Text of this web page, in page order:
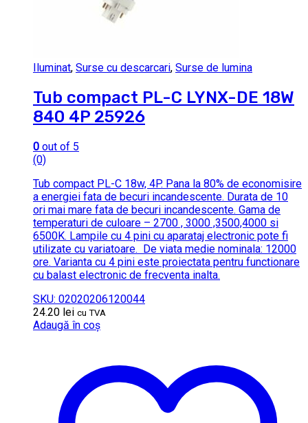
Iluminat, Surse cu descarcari, Surse de lumina
Tub compact PL-C LYNX-DE 18W
840 4P 25926
0 out of 5
(0)
Tub compact PL-C 18w, 4P. Pana la 80% de economisire
a energiei fata de becuri incandescente. Durata de 10
ori mai mare fata de becuri incandescente. Gama de
temperaturi de culoare – 2700 , 3000 ,3500,4000 si
6500K. Lampile cu 4 pini cu aparataj electronic pote fi
utilizate cu variatoare. De viata medie nominala: 12000
ore. Varianta cu 4 pini este proiectata pentru functionare
cu balast electronic de frecventa inalta.
SKU: 02020206120044
24.20 lei cu TVA
Adaugă în coș